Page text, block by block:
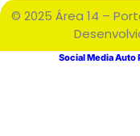
© 2025 Área 14 –
Social Media Auto